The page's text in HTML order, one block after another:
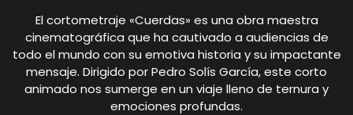
El cortometraje «Cuerdas» es una obra maestra
cinematográfica que ha cautivado a audiencias de
todo el mundo con su emotiva historia y su impactante
mensaje. Dirigido por Pedro Solís García, este corto
animado nos sumerge en un viaje lleno de ternura y
emociones profundas.